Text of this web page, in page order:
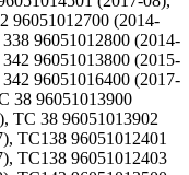
96051012700 (2014-
96051012800 (2014-
96051013800 (2015-
96051016400 (2017-
38 96051013900
TC 38 96051013902
TC138 96051012401
TC138 96051012403